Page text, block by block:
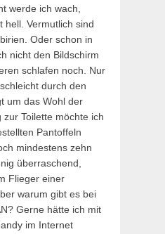
werde ich wach,
hell. Vermutlich sind
Oder schon in
nicht den Bildschirm
schlafen noch. Nur
durch den
um das Wohl der
Toilette möchte ich
Pantoffeln
mindestens zehn
überraschend,
Flieger einer
warum gibt es bei
Gerne hätte ich mit
im Internet